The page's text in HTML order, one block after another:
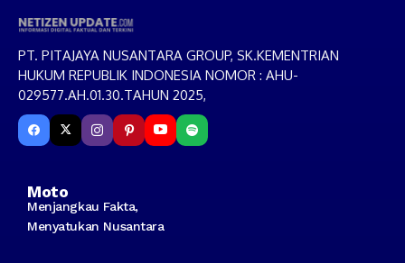
PT. PITAJAYA NUSANTARA GROUP, SK.KEMENTRIAN
HUKUM REPUBLIK INDONESIA NOMOR : AHU-
029577.AH.01.30.TAHUN 2025,
Moto
Menjangkau Fakta,
Menyatukan Nusantara